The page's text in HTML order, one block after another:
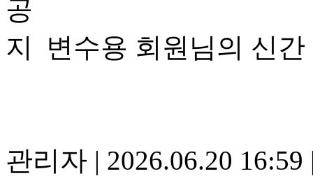
변수용 회원님의 신
관리자 | 2026.06.20 16:59